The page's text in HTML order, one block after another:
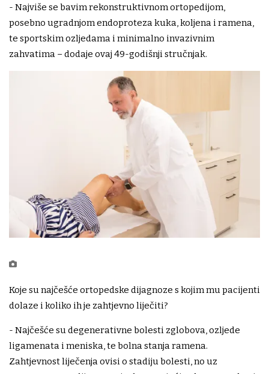
- Najviše se bavim rekonstruktivnom ortopedijom,
posebno ugradnjom endoproteza kuka, koljena i ramena,
te sportskim ozljedama i minimalno invazivnim
zahvatima – dodaje ovaj 49-godišnji stručnjak.
Koje su najčešće ortopedske dijagnoze s kojim mu pacijenti
dolaze i koliko ih je zahtjevno liječiti?
- Najčešće su degenerativne bolesti zglobova, ozljede
ligamenata i meniska, te bolna stanja ramena.
Zahtjevnost liječenja ovisi o stadiju bolesti, no uz